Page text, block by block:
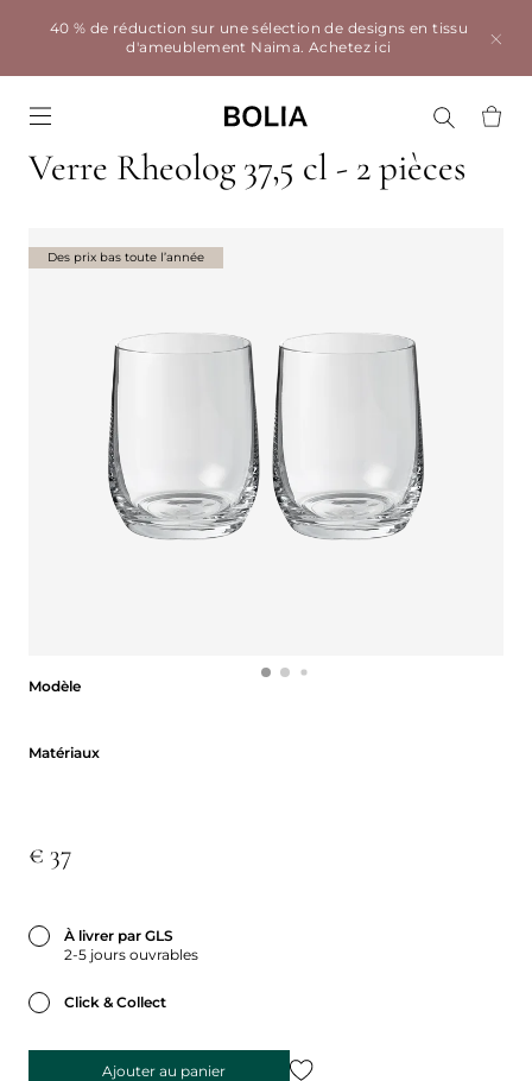
40 % de réduction sur une sélection de designs en tissu
d'ameublement Naima.Achetez ici
Verre Rheolog 37,5 cl - 2 pièces
Modèle
Matériaux
€ 37
À livrer par GLS
2-5 jours ouvrables
Click & Collect
Ajouter au panier
Des prix bas toute l’année